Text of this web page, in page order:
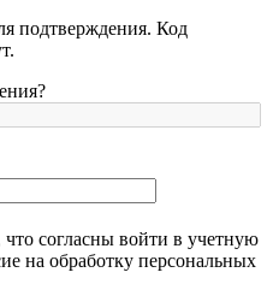
подтверждения. Код
согласны войти в учетную
на обработку персональных